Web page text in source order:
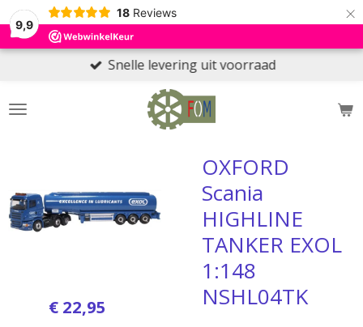
9,9
18 Reviews ×
Snelle levering uit voorraad
OXFORD
Scania
HIGHLINE
TANKER EXOL
1:148
NSHL04TK
€ 22,95